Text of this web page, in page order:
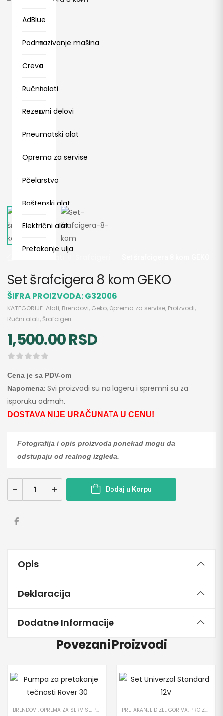
AdBlue
Podmazivanje mašina
Creva
Ručni alati
Rezervni delovi
Pneumatski alat
Oprema za servise
Pčelarstvo
Baštenski alat
Električni alat
Pretakanje ulja
Set šrafcigera 8 kom GEKO
ŠIFRA PROIZVODA:G32006
KATEGORIJE: Alati, Brendovi, Geko, Oprema za servise, Proizvodi,
Ručni alati, Šrafcigeri
1,500.00RSD
Cena je sa PDV-om
Napomena: Svi proizvodi su na lageru i spremni su za
isporuku odmah.
DOSTAVA NIJE URAČUNATA U CENU!
Fotografija i opis proizvoda ponekad mogu da
odstupaju od realnog izgleda.
Dodaj u Korpu
Opis
Deklaracija
Dodatne Informacije
Povezani Proizvodi
BRENDOVI, OPREMA ZA SERVISE, PRETAKANJE DIZEL GORIVA ,PROIZVODI, PUMPE,
PRETAKANJE DIZEL GORIVA, PROIZVODI